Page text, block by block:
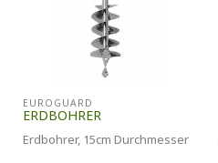
EUROGUARD
ERDBOHRER
Erdbohrer, 15cm Durchmesser